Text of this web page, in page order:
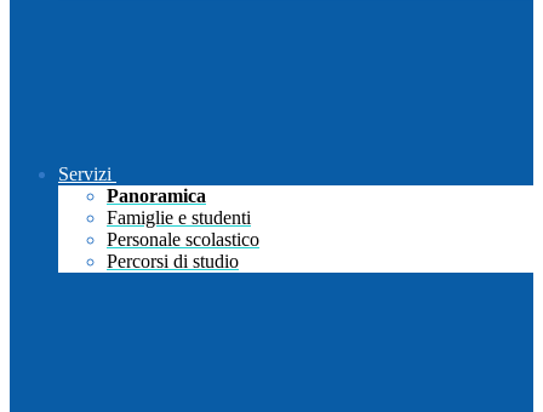
Servizi
Panoramica
Famiglie e studenti
Personale scolastico
Percorsi di studio